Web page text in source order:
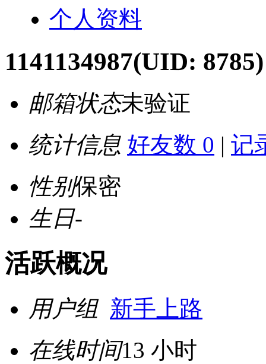
个人资料
1141134987(UID: 8785)
邮箱状态未验证
统计信息 好友数 0 | 记
性别保密
生日-
活跃概况
用户组 新手上路
在线时间13 小时